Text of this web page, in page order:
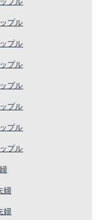
プル
プル
プル
プル
プル
プル
プル
婦
婦
2人用 テント
で詳細を見る